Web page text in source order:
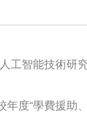
工智能技術研
年度“學費援助